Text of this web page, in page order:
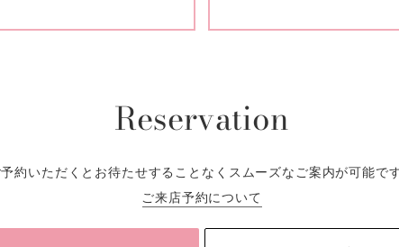
Reservation
約いただくとお待たせすることなくスムーズなご案内が可能です
ご来店予約について